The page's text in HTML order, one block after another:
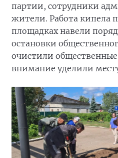
партии, сотрудники
жители. Работа кипела
площадках навели
остановки
очистили общественные
внимание уделили